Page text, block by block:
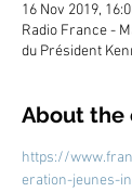
16 Nov 2019,
Radio France -
du Président
About the
https://
eration-jeunes-